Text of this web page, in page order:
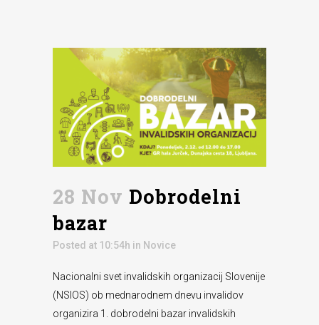
28 Nov Dobrodelni
bazar
Posted at 10:54h in Novice
Nacionalni svet invalidskih organizacij Slovenije
(NSIOS) ob mednarodnem dnevu invalidov
organizira 1. dobrodelni bazar invalidskih